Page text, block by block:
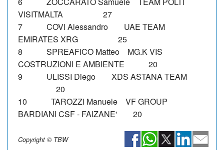
VISITMALTA 27
7 COVI Alessandro UAE TEAM
EMIRATES XRG 25
8 SPREAFICO Matteo MG.K VIS
COSTRUZIONI E AMBIENTE 20
9 ULISSI Diego XDS ASTANA TEAM
20
10 TAROZZI Manuele VF GROUP
BARDIANI CSF - FAIZANE' 20
Copyright © TBW